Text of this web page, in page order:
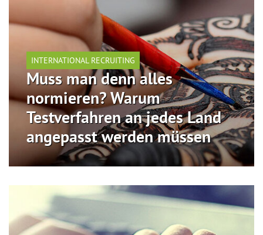
INTERNATIONAL RECRUITING
Muss man denn alles
normieren? Warum
Testverfahren an jedes Land
angepasst werden müssen